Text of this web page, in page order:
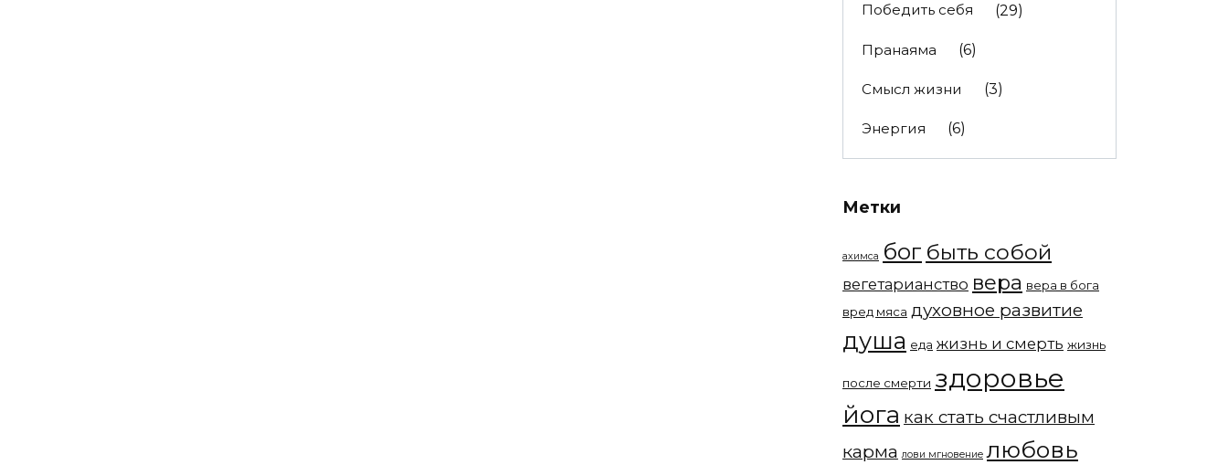
Победить себя (29)
Пранаяма (6)
Смысл жизни (3)
Энергия (6)
Метки
ахимса бог быть собой
вегетарианство вера вера в бога
вред мяса духовное развитие
душа еда жизнь и смерть жизнь
после смерти здоровье
йога как стать счастливым
карма лови мгновение любовь